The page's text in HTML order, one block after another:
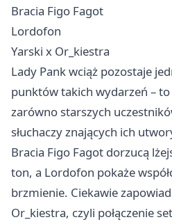
Bracia Figo Fagot
Lordofon
Yarski x Or_kiestra
Lady Pank wciąż pozostaje
punktów takich wydarzeń –
zarówno starszych
słuchaczy znających ich
Bracia Figo Fagot dorzucą
ton, a Lordofon pokaże
brzmienie. Ciekawie
Or_kiestra, czyli połączenie